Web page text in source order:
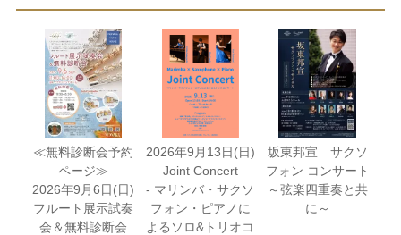
≪無料診断会予約
ページ≫
2026年9月6日(日)
フルート展示試奏
会＆無料診断会
2026年9月13日(日)
Joint Concert
- マリンバ・サクソ
フォン・ピアノに
よるソロ&トリオコ
坂東邦宣 サクソ
フォン コンサート
～弦楽四重奏と共
に～